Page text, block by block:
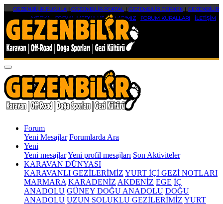
GEZENBİLİR PUSULA| GEZENBİLİR PORTAL| GEZENBİLİR DERNEK| GEZENBİLİR
MEDYA|SOSYAL MEDYA HESAPLARIMIZ FORUM KURALLARI İLETİŞİM
Forum
Yeni Mesajlar Forumlarda Ara
Yeni
Yeni mesajlarYeni profil mesajları Son Aktiviteler
KARAVAN DÜNYASI
KARAVANLI GEZİLERİMİZ YURT İÇİ GEZİ NOTLARI
MARMARA KARADENİZ AKDENİZ EGE İÇ
ANADOLU GÜNEY DOĞU ANADOLU DOĞU
ANADOLU UZUN SOLUKLU GEZİLERİMİZ YURT